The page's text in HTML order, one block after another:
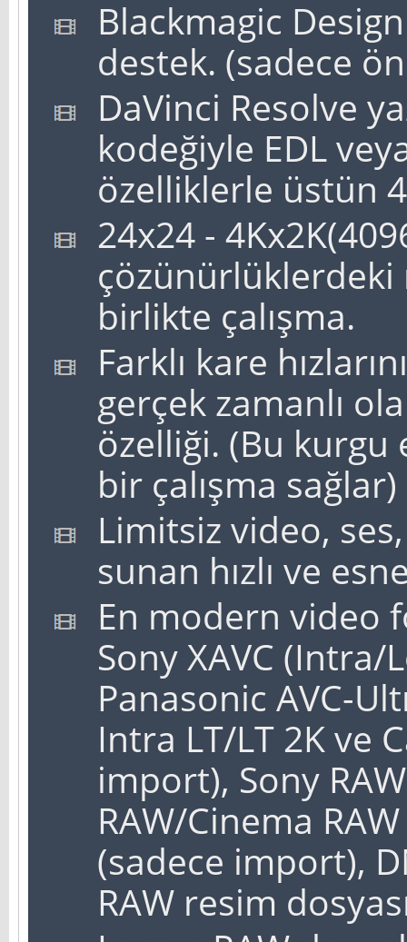
Blackmagic
destek. (sadece
DaVinci Resolve
kodeğiyle EDL
özelliklerle üstün
24x24 -
çözünürlüklerdeki
birlikte çalışma.
Farklı kare
gerçek zamanlı
özelliği. (Bu
bir çalışma sağlar)
Limitsiz video,
sunan hızlı ve
En modern video
Sony XAVC (Intra/
Panasonic AVC-
Intra LT/LT 2K ve
import), Sony
RAW/Cinema
(sadece import),
RAW resim